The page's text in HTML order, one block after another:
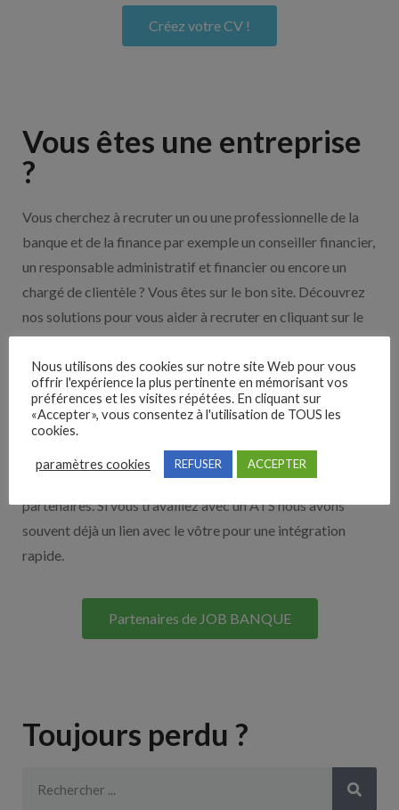
Créez votre CV !
Vous êtes une entreprise
?
Vous cherchez à recruter un ou une professionnelle de la
banque et de la finance par exemple un conseiller financier,
un responsable administratif et financier ou encore un
chargé de clientèle ? Vous êtes sur le bon site. Découvrez
nos solutions pour vous aider à recruter en cliquant sur le
bouton ci-dessous.
Nos solutions entreprises
Découvrez nos partenaires ! Moteurs de recherches,
multidiffuseurs, sites payant… nombreux sont nos
partenaires. Si vous travaillez avec un ATS nous avons
souvent déjà un lien avec le vôtre pour une intégration
rapide.
Partenaires de JOB BANQUE
Toujours perdu ?
Nous utilisons des cookies sur notre site Web pour vous
offrir l'expérience la plus pertinente en mémorisant vos
préférences et les visites répétées. En cliquant sur
«Accepter», vous consentez à l'utilisation de TOUS les
cookies.
paramètres cookies REFUSER ACCEPTER